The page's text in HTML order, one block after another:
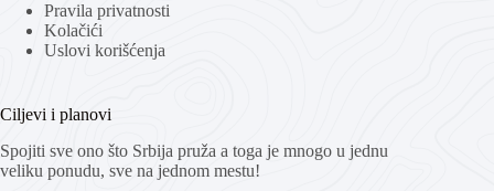
Pravila privatnosti
Kolačići
Uslovi korišćenja
Ciljevi i planovi
Spojiti sve ono što Srbija pruža a toga je mnogo u jednu
veliku ponudu, sve na jednom mestu!